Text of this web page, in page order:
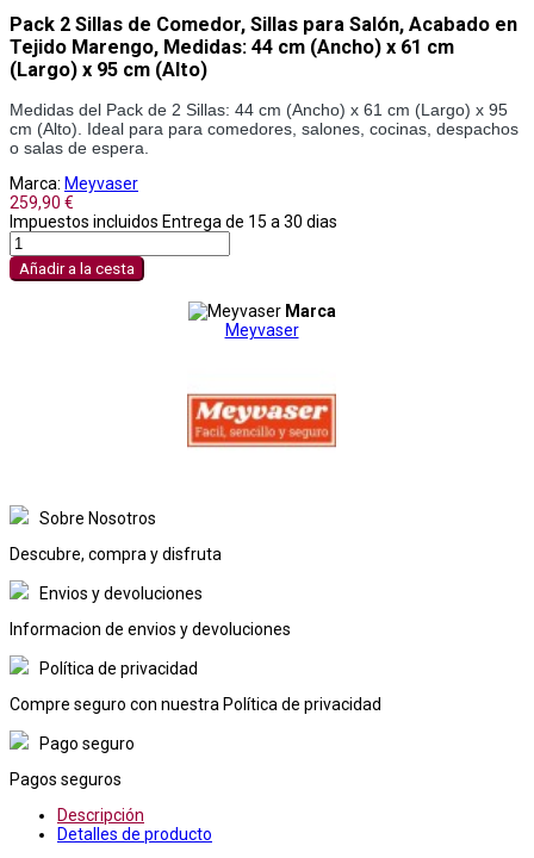
Pack 2 Sillas de Comedor, Sillas para Salón, Acabado en
Tejido Marengo, Medidas: 44 cm (Ancho) x 61 cm
(Largo) x 95 cm (Alto)
Medidas del Pack de 2 Sillas: 44 cm (Ancho) x 61 cm (Largo) x 95
cm (Alto). Ideal para para comedores, salones, cocinas, despachos
o salas de espera.
Marca: Meyvaser
259,90 €
Impuestos incluidos Entrega de 15 a 30 dias
Añadir a la cesta
Marca
Meyvaser
Sobre Nosotros
Descubre, compra y disfruta
Envios y devoluciones
Informacion de envios y devoluciones
Política de privacidad
Compre seguro con nuestra Política de privacidad
Pago seguro
Pagos seguros
Descripción
Detalles de producto